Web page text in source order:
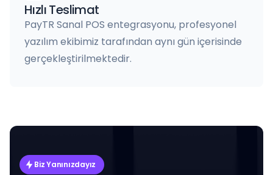
Hızlı Teslimat
PayTR Sanal POS entegrasyonu, profesyonel
yazılım ekibimiz tarafından aynı gün içerisinde
gerçekleştirilmektedir.
Biz Yanınızdayız